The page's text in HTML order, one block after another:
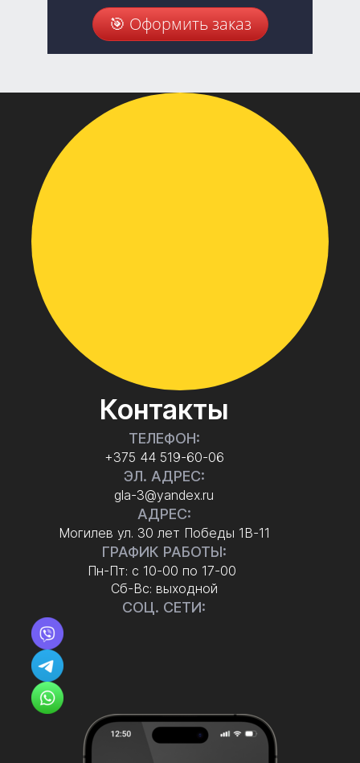
🎯 Оформить заказ
Контакты
ТЕЛЕФОН:
+375 44 519-60-06
ЭЛ. АДРЕС:
gla-3@yandex.ru
АДРЕС:
Могилев ул. 30 лет Победы 1В-11
ГРАФИК РАБОТЫ:
Пн-Пт: с 10-00 по 17-00
Сб-Вс: выходной
СОЦ. СЕТИ: